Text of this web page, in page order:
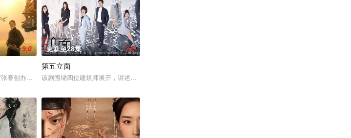
她始终刻苦学习，憧憬未来。为此，苏琳苦练口语
：“江逾白，我喜欢你，哲学和生物学意义上的喜欢。”那个夜晚，他脸颊微热，还听见
9.0
謇创办大生企业，实业报国的故事。甲午战争后，国家蒙羞，张謇虽高中状元，却渴望寻求强国之路。他毅然弃政从商，
更新至28集 3.0
第五立面
该剧围绕四位建筑师展开，讲述了他们在中意合作项目中面对专业挑战与境外竞争，通过创新实践实现本土设